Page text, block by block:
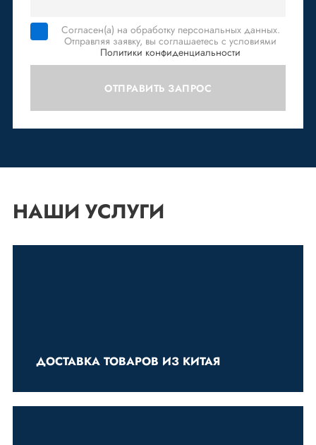
Согласен(а) на обработку персональных данных.
Отправляя заявку, вы соглашаетесь с условиями
Политики конфиденциальности
ОТПРАВИТЬ ЗАПРОС
НАШИ УСЛУГИ
ДОСТАВКА ТОВАРОВ ИЗ КИТАЯ